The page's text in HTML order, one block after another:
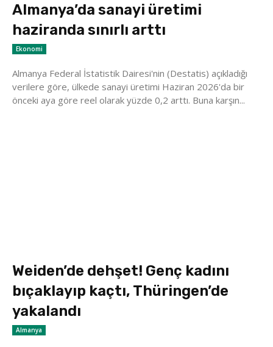
Almanya’da sanayi üretimi
haziranda sınırlı arttı
Ekonomi
Almanya Federal İstatistik Dairesi'nin (Destatis) açıkladığı
verilere göre, ülkede sanayi üretimi Haziran 2026'da bir
önceki aya göre reel olarak yüzde 0,2 arttı. Buna karşın...
Weiden’de dehşet! Genç kadını
bıçaklayıp kaçtı, Thüringen’de
yakalandı
Almanya